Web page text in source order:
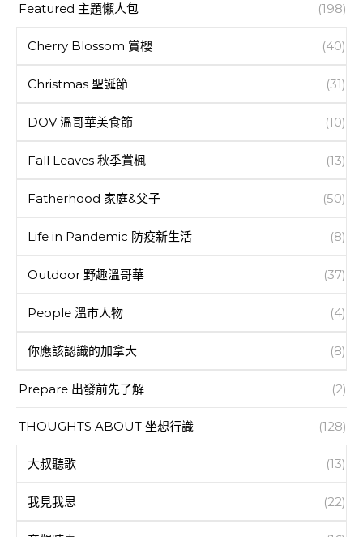
Featured 主題懶人包 (198)
Cherry Blossom 賞櫻 (40)
Christmas 聖誕節 (31)
DOV 溫哥華美食節 (10)
Fall Leaves 秋季賞楓 (13)
Fatherhood 家庭&父子 (50)
Life in Pandemic 防疫新生活 (8)
Outdoor 野趣溫哥華 (37)
People 溫市人物 (4)
你應該認識的加拿大 (8)
Prepare 出發前先了解 (2)
THOUGHTS ABOUT 坐想行識 (128)
大叔聽歌 (13)
我見我思 (22)